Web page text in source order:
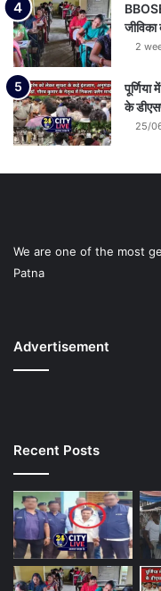
जीविका
2
के
25/
We are one of the most
Patna
Advertisement
Recent Posts